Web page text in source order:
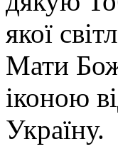
якої
Мати
іконою
Україну.